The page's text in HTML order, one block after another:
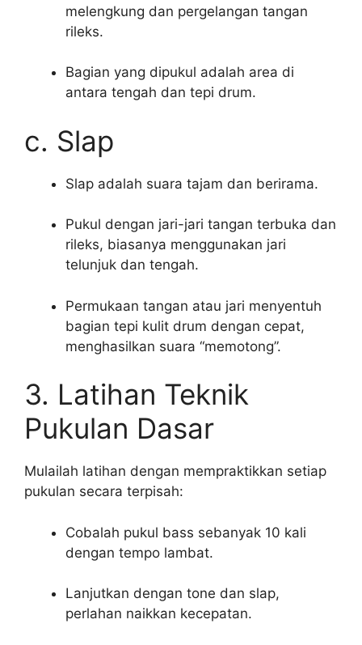
melengkung dan pergelangan tangan
rileks.
Bagian yang dipukul adalah area di
antara tengah dan tepi drum.
c. Slap
Slap adalah suara tajam dan berirama.
Pukul dengan jari-jari tangan terbuka dan
rileks, biasanya menggunakan jari
telunjuk dan tengah.
Permukaan tangan atau jari menyentuh
bagian tepi kulit drum dengan cepat,
menghasilkan suara “memotong”.
3. Latihan Teknik
Pukulan Dasar
Mulailah latihan dengan mempraktikkan setiap
pukulan secara terpisah:
Cobalah pukul bass sebanyak 10 kali
dengan tempo lambat.
Lanjutkan dengan tone dan slap,
perlahan naikkan kecepatan.